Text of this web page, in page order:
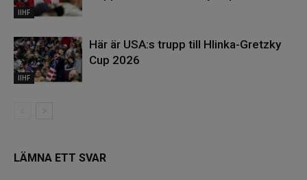
IIHF
IIHF
Här är USA:s trupp till Hlinka-Gretzky
Cup 2026
LÄMNA ETT SVAR